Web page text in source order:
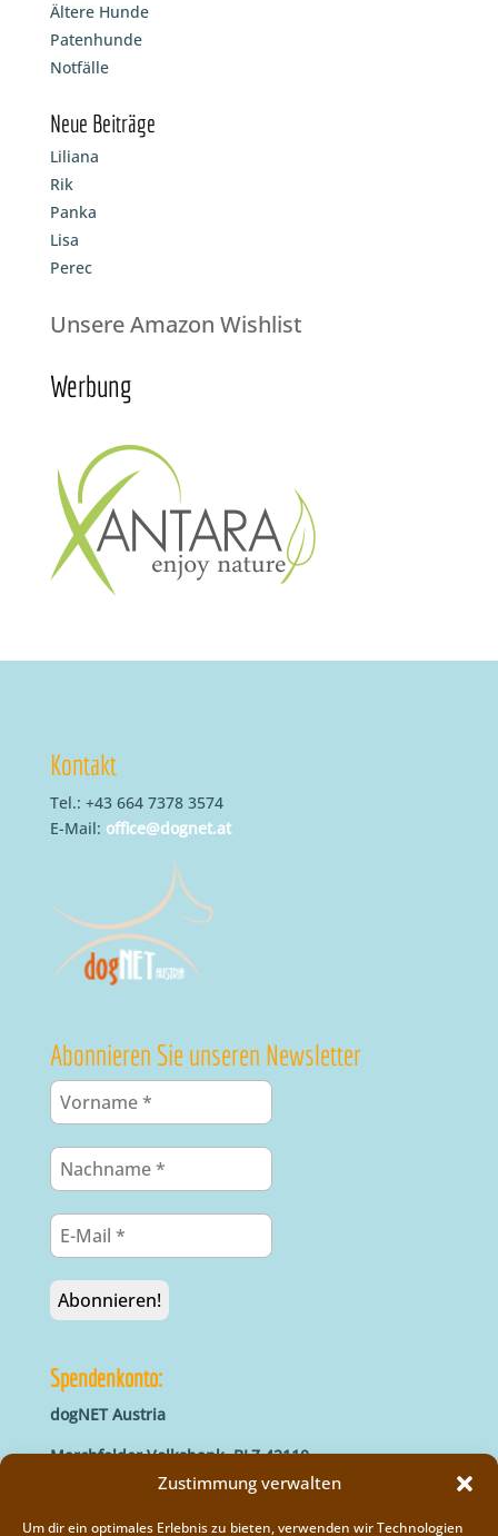
Zustimmung verwalten
Um dir ein optimales Erlebnis zu bieten, verwenden wir Technologien
Ältere Hunde
Patenhunde
Notfälle
Neue Beiträge
Liliana
Rik
Panka
Lisa
Perec
Unsere Amazon Wishlist
Werbung
Kontakt
Tel.: +43 664 7378 3574
E-Mail: office@dognet.at
Abonnieren Sie unseren Newsletter
Spendenkonto:
dogNET Austria
Marchfelder Volksbank, BLZ 42110
IBAN: AT66 4211 0421 5000 0000